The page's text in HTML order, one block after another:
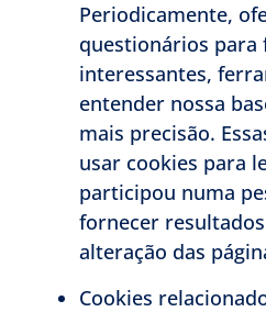
Periodicamente,
questionários para
interessantes,
entender nossa
mais precisão.
usar cookies para
participou numa
fornecer
alteração das
Cookies